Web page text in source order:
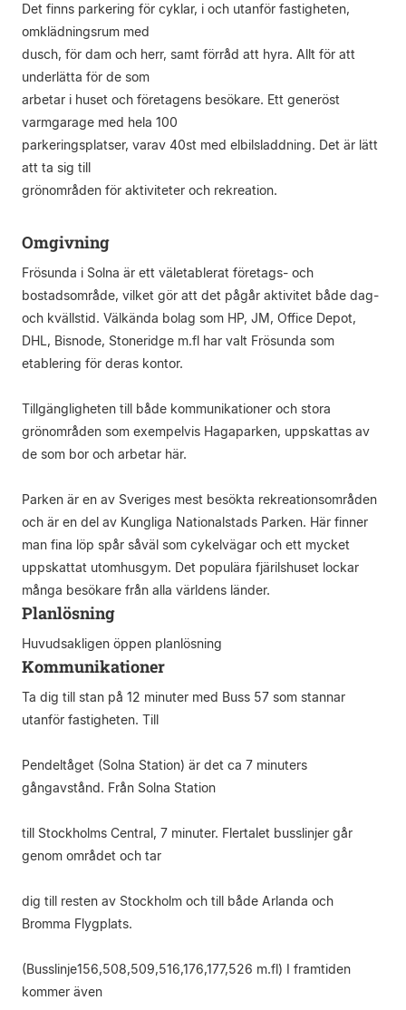
Det finns parkering för cyklar, i och utanför fastigheten,
omklädningsrum med
dusch, för dam och herr, samt förråd att hyra. Allt för att
underlätta för de som
arbetar i huset och företagens besökare. Ett generöst
varmgarage med hela 100
parkeringsplatser, varav 40st med elbilsladdning. Det är lätt
att ta sig till
grönområden för aktiviteter och rekreation.
Omgivning
Frösunda i Solna är ett väletablerat företags- och
bostadsområde, vilket gör att det pågår aktivitet både dag-
och kvällstid. Välkända bolag som HP, JM, Office Depot,
DHL, Bisnode, Stoneridge m.fl har valt Frösunda som
etablering för deras kontor.
Tillgängligheten till både kommunikationer och stora
grönområden som exempelvis Hagaparken, uppskattas av
de som bor och arbetar här.
Parken är en av Sveriges mest besökta rekreationsområden
och är en del av Kungliga Nationalstads Parken. Här finner
man fina löp spår såväl som cykelvägar och ett mycket
uppskattat utomhusgym. Det populära fjärilshuset lockar
många besökare från alla världens länder.
Planlösning
Huvudsakligen öppen planlösning
Kommunikationer
Ta dig till stan på 12 minuter med Buss 57 som stannar
utanför fastigheten. Till
Pendeltåget (Solna Station) är det ca 7 minuters
gångavstånd. Från Solna Station
till Stockholms Central, 7 minuter. Flertalet busslinjer går
genom området och tar
dig till resten av Stockholm och till både Arlanda och
Bromma Flygplats.
(Busslinje156,508,509,516,176,177,526 m.fl) I framtiden
kommer även